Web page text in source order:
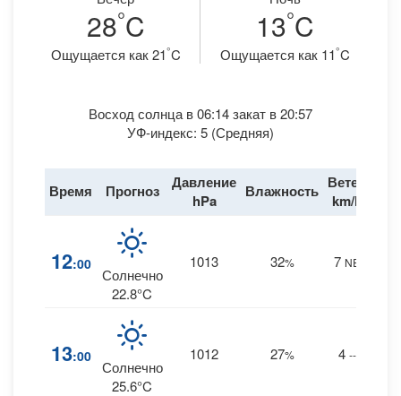
28°C
Ощущается как 21°C
13°C
Ощущается как 11°C
Восход солнца в 06:14 закат в 20:57
УФ-индекс: 5 (Средняя)
Время Прогноз
Давление
hPa
Влажность Ветер
km/h
12:00
Солнечно
22.8°C
1013 32% 7 NE
13:00
Солнечно
25.6°C
1012 27% 4 --